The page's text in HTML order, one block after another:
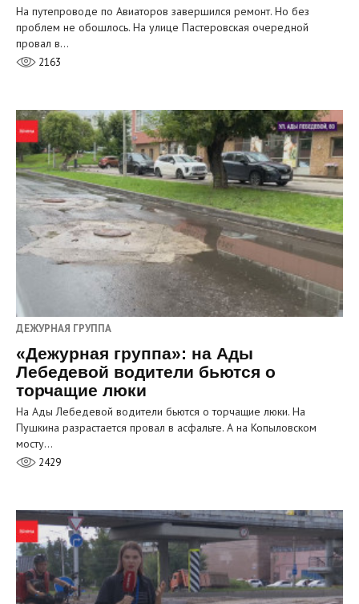
На путепроводе по Авиаторов завершился ремонт. Но без
проблем не обошлось. На улице Пастеровская очередной
провал в…
2163
ДЕЖУРНАЯ ГРУППА
«Дежурная группа»: на Ады
Лебедевой водители бьются о
торчащие люки
На Ады Лебедевой водители бьются о торчащие люки. На
Пушкина разрастается провал в асфальте. А на Копыловском
мосту…
2429